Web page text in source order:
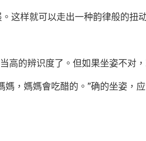
样就可以走出一种韵律般的扭动
的辨识度了。但如果坐姿不对
媽媽會吃醋的。”确的坐姿，